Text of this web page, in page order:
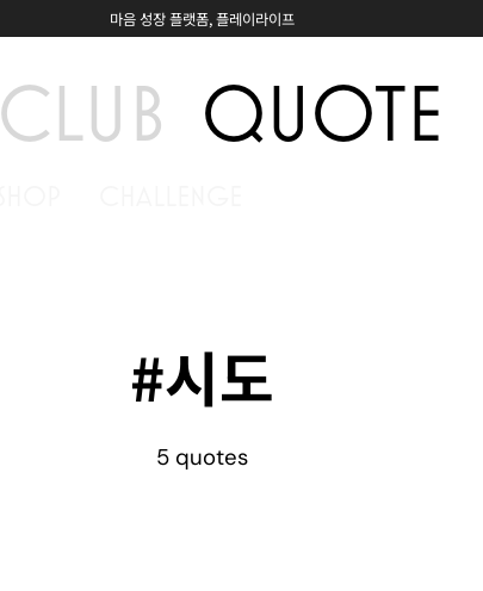
마음 성장 플랫폼, 플레이라이프
CLUB QUOTE
#시도
5 quotes